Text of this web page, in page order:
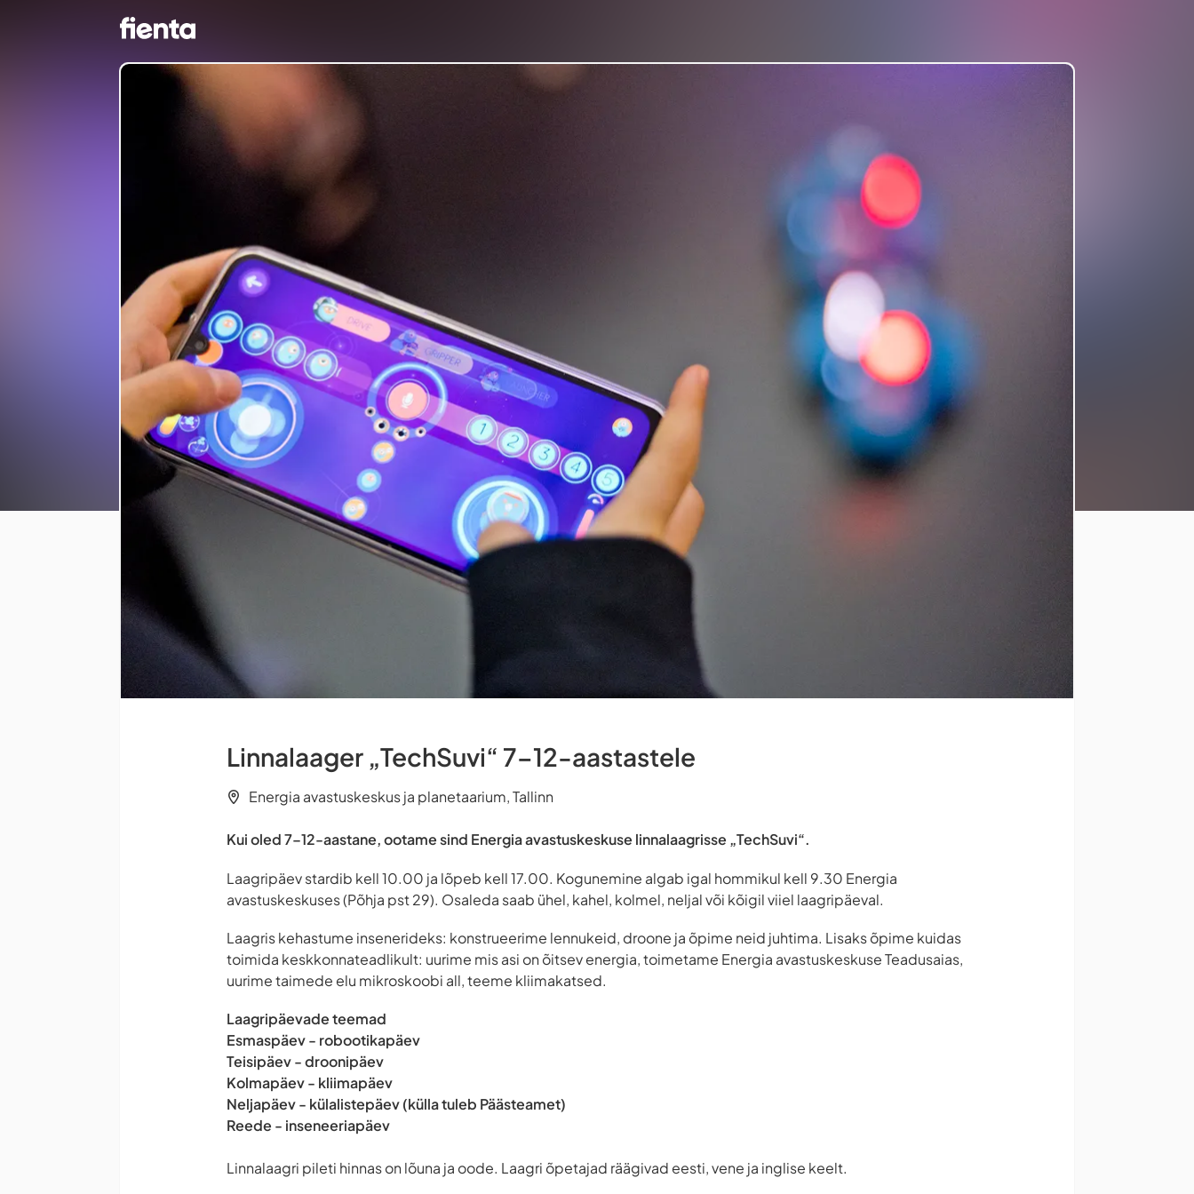
Linnalaager „TechSuvi“ 7–12-aastastele
Energia avastuskeskus ja planetaarium, Tallinn
Kui oled 7–12-aastane, ootame sind Energia avastuskeskuse linnalaagrisse „TechSuvi“.
Laagripäev stardib kell 10.00 ja lõpeb kell 17.00. Kogunemine algab igal hommikul kell 9.30 Energia
avastuskeskuses (Põhja pst 29). Osaleda saab ühel, kahel, kolmel, neljal või kõigil viiel laagripäeval.
Laagris kehastume insenerideks: konstrueerime lennukeid, droone ja õpime neid juhtima. Lisaks õpime kuidas
toimida keskkonnateadlikult: uurime mis asi on õitsev energia, toimetame Energia avastuskeskuse Teadusaias,
uurime taimede elu mikroskoobi all, teeme kliimakatsed.
Laagripäevade teemad
Esmaspäev - robootikapäev
Teisipäev - droonipäev
Kolmapäev - kliimapäev
Neljapäev - külalistepäev (külla tuleb Päästeamet)
Reede - inseneeriapäev
Linnalaagri pileti hinnas on lõuna ja oode. Laagri õpetajad räägivad eesti, vene ja inglise keelt.